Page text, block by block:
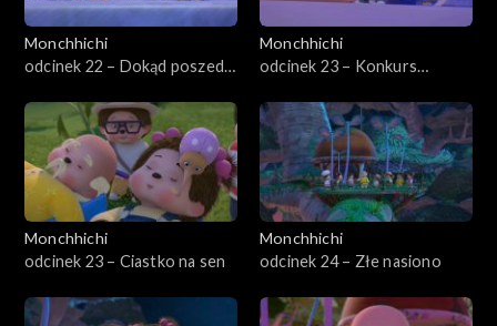
Monchhichi
odcinek 22 – Dokąd poszedł
Monchhichi
odcinek 23 – Konkurs
Monchhichi
odcinek 23 – Ciastko na sen
Monchhichi
odcinek 24 – Złe nasiono